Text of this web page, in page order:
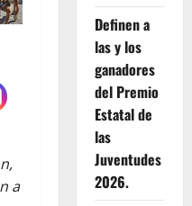
a
Definen a
las y los
ganadores
del Premio
Estatal de
las
Juventudes
2026.